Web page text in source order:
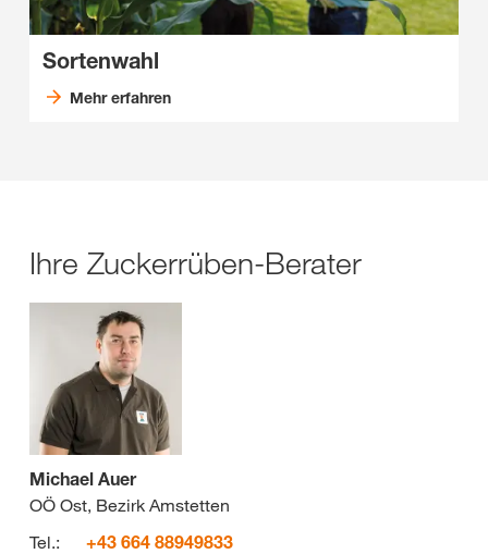
Sortenwahl
Mehr erfahren
Ihre Zuckerrüben-Berater
Michael Auer
OÖ Ost, Bezirk Amstetten
Tel.:
+43 664 88949833